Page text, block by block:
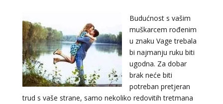
Budućnost s vašim
muškarcem rođenim
u znaku Vage trebala
bi najmanju ruku biti
ugodna. Za dobar
brak neće biti
potreban pretjeran
trud s vaše strane, samo nekoliko redovitih tretmana
Tarot savjetnik je zauzet
TEHNIKE:sudbinske karte, anđeoske poruke
Broj tel: 064/600-600
tel:0,93€ - mob:1,12€ min